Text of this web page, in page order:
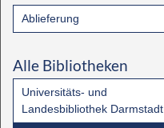
Ablieferung
Alle Bibliotheken
Universitäts- und
Landesbibliothek Darmstadt